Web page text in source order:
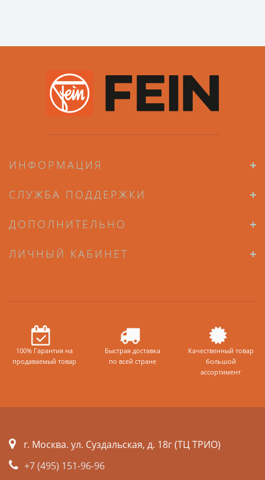
ИНФОРМАЦИЯ
СЛУЖБА ПОДДЕРЖКИ
ДОПОЛНИТЕЛЬНО
ЛИЧНЫЙ КАБИНЕТ
100% Гарантия на
продаваемый товар
Быстрая доставка
по всей стране
Качественный товар
большой
ассортимент
г. Москва. ул. Суздальская, д. 18г (ТЦ ТРИО)
+7 (495) 151-96-96